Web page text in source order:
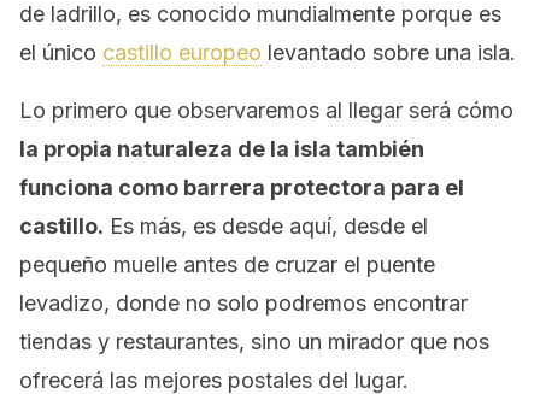
de ladrillo, es conocido mundialmente porque es
el único castillo europeo levantado sobre una isla.
Lo primero que observaremos al llegar será cómo
la propia naturaleza de la isla también
funciona como barrera protectora para el
castillo. Es más, es desde aquí, desde el
pequeño muelle antes de cruzar el puente
levadizo, donde no solo podremos encontrar
tiendas y restaurantes, sino un mirador que nos
ofrecerá las mejores postales del lugar.